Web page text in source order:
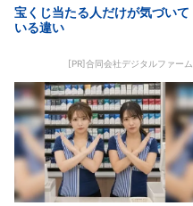
宝くじ当たる人だけが気づいて
いる違い
[PR]合同会社デジタルファーム